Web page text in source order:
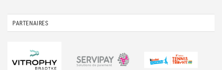
PARTENAIRES